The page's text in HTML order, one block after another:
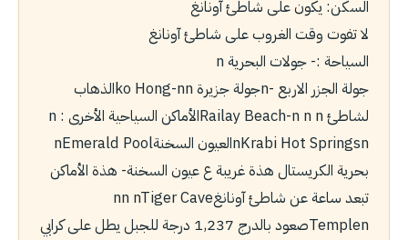
السكن: يكون على شاطئ آونانغ
لا تفوت وقت الغروب على شاطئ آونانغ
السياحة :- جولات البحريةnㅤ ㅤㅤㅤㅤㅤ
جولة الجزر الاربع -nجولة جزيرة ko Hong-nnالذهاب
لشاطئ Railay Beach-nㅤ ㅤㅤㅤㅤㅤnㅤ ㅤㅤㅤㅤㅤnالأماكن السياحية الأخرى : nㅤㅤㅤㅤㅤㅤ
nKrabi Hot Springsnالعيون السخنةnEmerald Pool
بحرية الكريستال هذة غريبة ع عيون السخنة- هذة الأماكن
تبعد ساعة عن شاطئ آونانغnㅤnㅤ ㅤㅤㅤㅤㅤnTiger Cave
Templenصعود بالدرج 1,237 درجة للجبل يطل على كرابي